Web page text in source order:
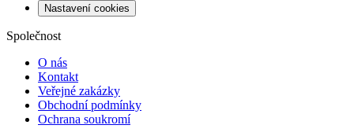
Nastavení cookies
Společnost
O nás
Kontakt
Veřejné zakázky
Obchodní podmínky
Ochrana soukromí